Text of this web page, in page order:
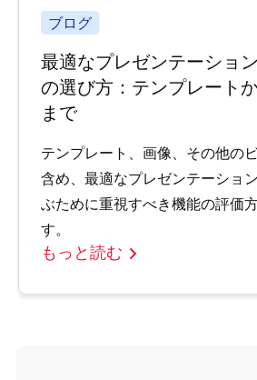
ブログ
最適なプレゼンテーショ
の選び方：テンプレート
まで
テンプレート、画像、その他の
含め、最適なプレゼンテーショ
ぶために重視すべき機能の評価
す。
もっと読む